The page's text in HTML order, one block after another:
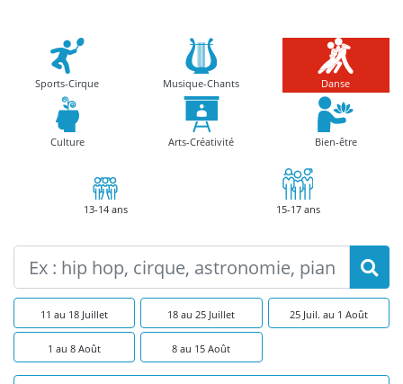
Sports-Cirque Musique-Chants Danse
Culture Arts-Créativité Bien-être
13-14 ans 15-17 ans
11 au 18 Juillet 18 au 25 Juillet 25 Juil. au 1 Août
1 au 8 Août 8 au 15 Août